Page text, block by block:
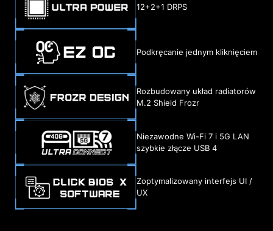
12+2+1 DRPS
Podkręcanie jednym kliknięciem
Rozbudowany układ radiatorów
M.2 Shield Frozr
Niezawodne Wi-Fi 7 i 5G LAN
szybkie złącze USB 4
Zoptymalizowany interfejs UI /
UX